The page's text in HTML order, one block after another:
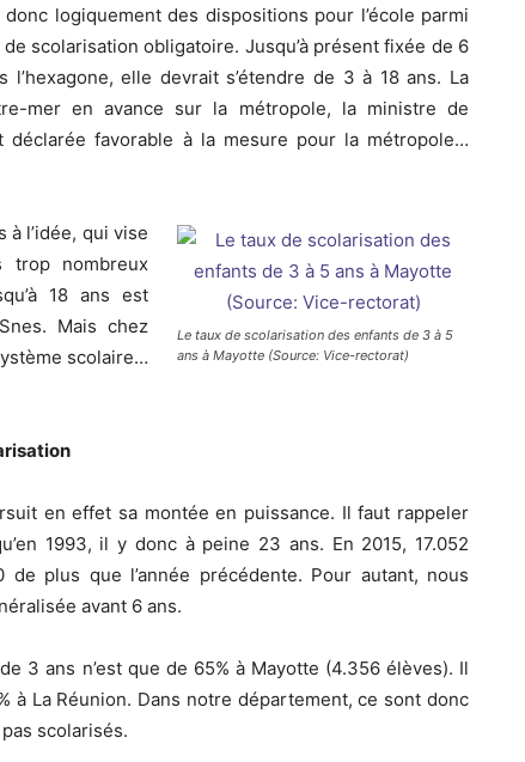
logiquement des dispositions pour l’école parmi
scolarisation obligatoire. Jusqu’à présent fixée de 6
elle devrait s’étendre de 3 à 18 ans. La
mer en avance sur la métropole, la ministre de
déclarée favorable à la mesure pour la métropole…
Le taux de scolarisation des enfants de 3 à 5
ans à Mayotte (Source: Vice-rectorat)
l’idée, qui vise
trop nombreux
18 ans est
Mais chez
scolaire…
en effet sa montée en puissance. Il faut rappeler
1993, il y donc à peine 23 ans. En 2015, 17.052
plus que l’année précédente. Pour autant, nous
avant 6 ans.
3 ans n’est que de 65% à Mayotte (4.356 élèves). Il
à La Réunion. Dans notre département, ce sont donc
scolarisés.